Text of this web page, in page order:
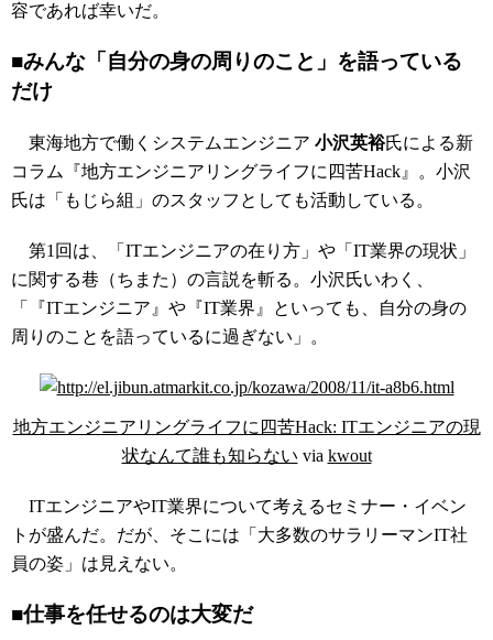
容であれば幸いだ。
■みんな「自分の身の周りのこと」を語っている
だけ
東海地方で働くシステムエンジニア 小沢英裕氏による新
コラム『地方エンジニアリングライフに四苦Hack』。小沢
氏は「もじら組」のスタッフとしても活動している。
第1回は、「ITエンジニアの在り方」や「IT業界の現状」
に関する巷（ちまた）の言説を斬る。小沢氏いわく、
「『ITエンジニア』や『IT業界』といっても、自分の身の
周りのことを語っているに過ぎない」。
地方エンジニアリングライフに四苦Hack: ITエンジニアの現
状なんて誰も知らない via kwout
ITエンジニアやIT業界について考えるセミナー・イベン
トが盛んだ。だが、そこには「大多数のサラリーマンIT社
員の姿」は見えない。
■仕事を任せるのは大変だ